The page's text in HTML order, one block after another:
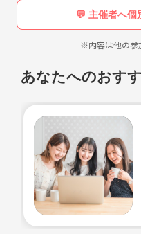
隔週でランチ＆解説と質問コ
💬 主催者へ個
※内容は他の参
あなたへのおす